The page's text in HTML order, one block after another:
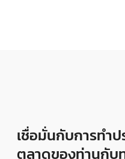
เชื่อมั่นกับการทำ
ตลาดของท่านกับท